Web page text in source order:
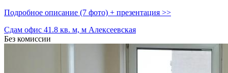
Подробное описание (7 фото) + презентация >>
Сдам офис 41.8 кв. м, м Алексеевская
Без комиссии